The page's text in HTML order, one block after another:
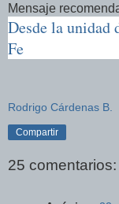
Mensaje
Desde la unidad
Fe
Rodrigo Cárdenas B.
Compartir
25 comentarios: